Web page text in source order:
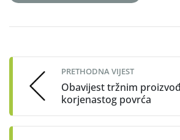
navigation
PRETHODNA VIJEST
Obavijest tržnim
korjenastog povrća